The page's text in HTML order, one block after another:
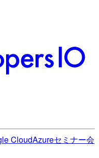
CloudAzureセミナー会